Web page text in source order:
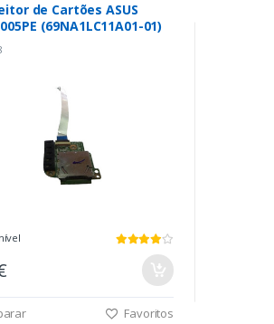
de Cartões ASUS
(69NA1LC11A01-01)
Favoritos